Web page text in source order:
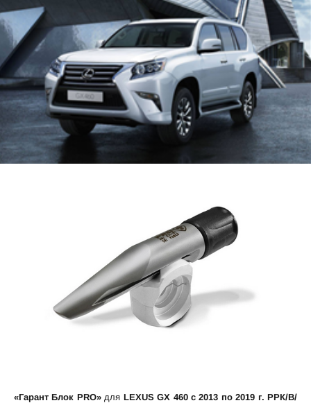
«Гарант Блок PRO»для LEXUS GX 460 c 2013 по 2019 г. РРК/В/